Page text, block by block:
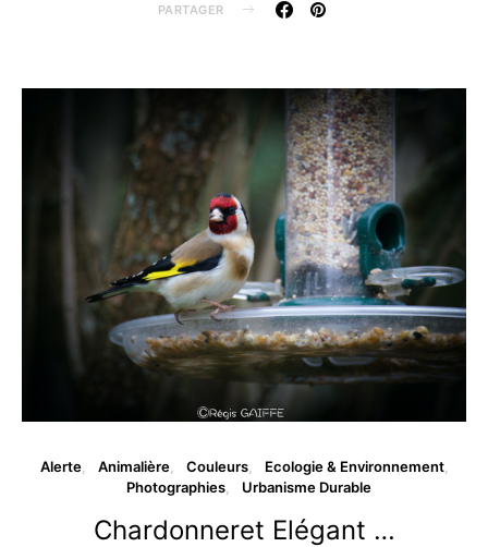
PARTAGER
Alerte Animalière Couleurs
Ecologie & Environnement
Photographies
Urbanisme Durable
Chardonneret Elégant …